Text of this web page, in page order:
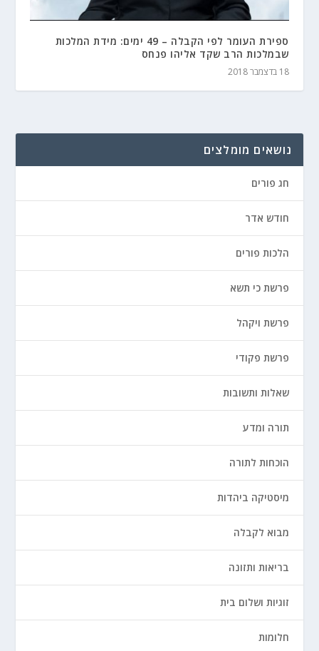
ספירת העומר לפי הקבלה – 49 ימים: מידת המלכות
שבמלכות הרב שקד אליהו פנחס
18 בדצמבר 2018
נושאים מומלצים
חג פורים
חודש אדר
הלכות פורים
פרשת כי תשא
פרשת ויקהל
פרשת פקודי
שאלות ותשובות
תורה ומדע
הוכחות לתורה
מיסטיקה ביהדות
מבוא לקבלה
בריאות ותזונה
זוגיות ושלום בית
חלומות